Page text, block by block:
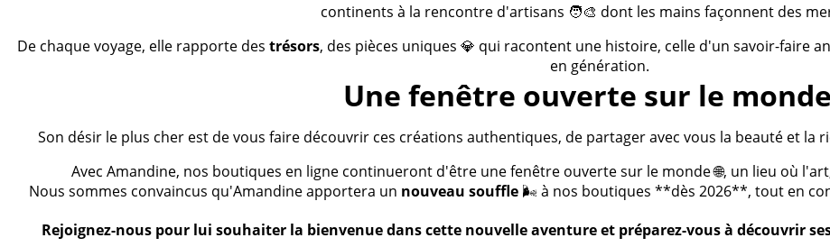
continents à la rencontre d'artisans 🧑‍🎨 dont les mains façonnent des
De chaque voyage, elle rapporte des trésors, des pièces uniques 💎 qui racontent une histoire, celle d'un savoir-faire
en génération.
Une fenêtre ouverte sur le monde
Son désir le plus cher est de vous faire découvrir ces créations authentiques, de partager avec vous la beauté et la
Avec Amandine, nos boutiques en ligne continueront d'être une fenêtre ouverte sur le monde 🌐, un lieu où
Nous sommes convaincus qu'Amandine apportera un nouveau souffle🌬️ à nos boutiques **dès 2026**, tout en
Rejoignez-nous pour lui souhaiter la bienvenue dans cette nouvelle aventure et préparez-vous à découvrir